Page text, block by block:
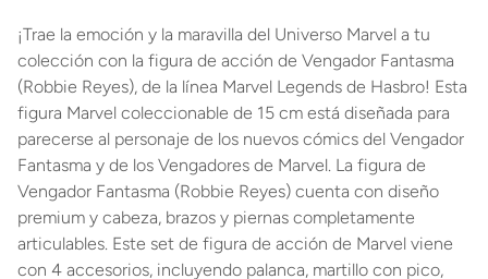
¡Trae la emoción y la maravilla del Universo Marvel a tu
colección con la figura de acción de Vengador Fantasma
(Robbie Reyes), de la línea Marvel Legends de Hasbro! Esta
figura Marvel coleccionable de 15 cm está diseñada para
parecerse al personaje de los nuevos cómics del Vengador
Fantasma y de los Vengadores de Marvel. La figura de
Vengador Fantasma (Robbie Reyes) cuenta con diseño
premium y cabeza, brazos y piernas completamente
articulables. Este set de figura de acción de Marvel viene
con 4 accesorios, incluyendo palanca, martillo con pico,